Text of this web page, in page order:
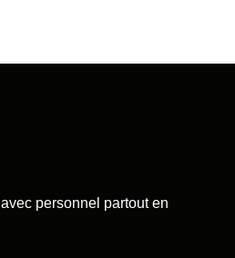
personnel partout en